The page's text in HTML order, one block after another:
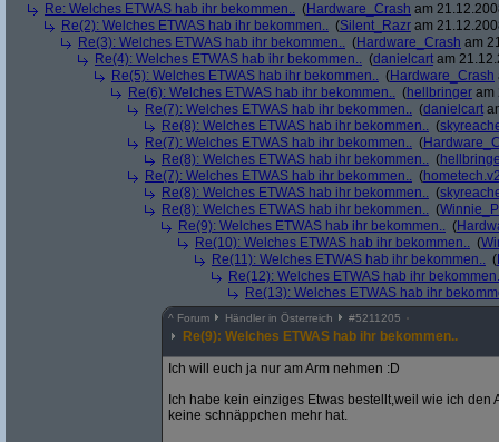
Re: Welches ETWAS hab ihr bekommen.. (Hardware_Crash am
Re(2): Welches ETWAS hab ihr bekommen.. (Silent_Razr am
Re(3): Welches ETWAS hab ihr bekommen.. (Hardware_Crash am
Re(4): Welches ETWAS hab ihr bekommen.. (danielcart am
Re(5): Welches ETWAS hab ihr bekommen.. (Hardware_Crash
Re(6): Welches ETWAS hab ihr bekommen.. (hellbringer am
Re(7): Welches ETWAS hab ihr bekommen.. (danielcart
Re(8): Welches ETWAS hab ihr bekommen.. (
Re(7): Welches ETWAS hab ihr bekommen.. (
Re(8): Welches ETWAS hab ihr bekommen.. (
Re(7): Welches ETWAS hab ihr bekommen.. (
Re(8): Welches ETWAS hab ihr bekommen.. (
Re(8): Welches ETWAS hab ihr bekommen.. (
Re(9): Welches ETWAS hab ihr bekommen.. (
Re(10): Welches ETWAS hab ihr bekommen.. (
Re(11): Welches ETWAS hab ihr bekommen.. (
Re(12): Welches ETWAS hab ihr
Re(13): Welches ETWAS hab ihr
^ Forum Händler in Österreich #5211205
Re(9): Welches ETWAS hab ihr bekommen..
Ich will euch ja nur am Arm nehmen :D
Ich habe kein einziges Etwas bestellt,weil wie ich
keine schnäppchen mehr hat.